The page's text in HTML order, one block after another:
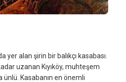
yer alan şirin bir balıkçı kasabası.
uzanan Kıyıköy, muhteşem
ünlü. Kasabanın en önemli